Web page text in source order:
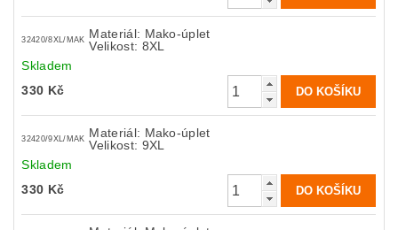
32420/8XL/MAK Materiál: Mako-úplet
Velikost: 8XL
Skladem
330 Kč
32420/9XL/MAK Materiál: Mako-úplet
Velikost: 9XL
Skladem
330 Kč